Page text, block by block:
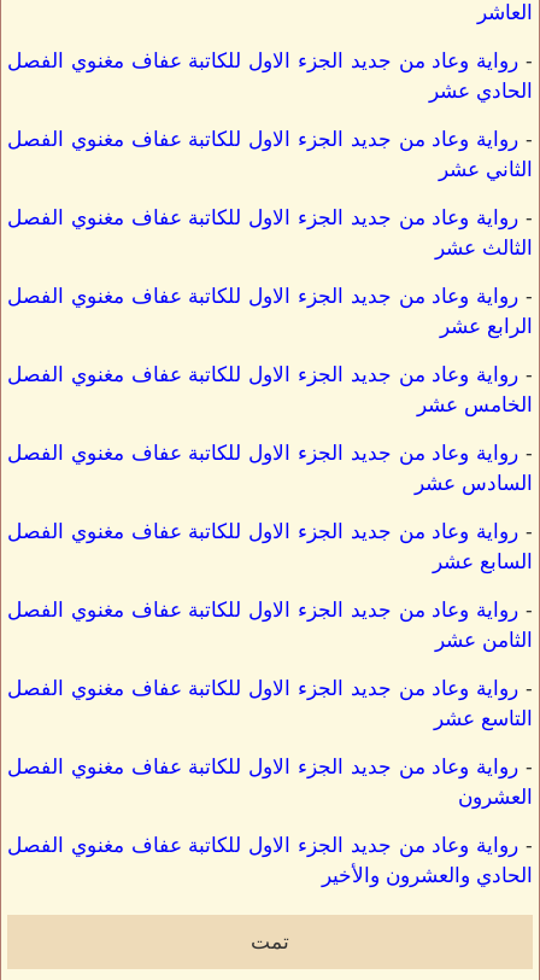
العاشر
- رواية وعاد من جديد الجزء الاول للكاتبة عفاف مغنوي الفصل
الحادي عشر
- رواية وعاد من جديد الجزء الاول للكاتبة عفاف مغنوي الفصل
الثاني عشر
- رواية وعاد من جديد الجزء الاول للكاتبة عفاف مغنوي الفصل
الثالث عشر
- رواية وعاد من جديد الجزء الاول للكاتبة عفاف مغنوي الفصل
الرابع عشر
- رواية وعاد من جديد الجزء الاول للكاتبة عفاف مغنوي الفصل
الخامس عشر
- رواية وعاد من جديد الجزء الاول للكاتبة عفاف مغنوي الفصل
السادس عشر
- رواية وعاد من جديد الجزء الاول للكاتبة عفاف مغنوي الفصل
السابع عشر
- رواية وعاد من جديد الجزء الاول للكاتبة عفاف مغنوي الفصل
الثامن عشر
- رواية وعاد من جديد الجزء الاول للكاتبة عفاف مغنوي الفصل
التاسع عشر
- رواية وعاد من جديد الجزء الاول للكاتبة عفاف مغنوي الفصل
العشرون
- رواية وعاد من جديد الجزء الاول للكاتبة عفاف مغنوي الفصل
الحادي والعشرون والأخير
تمت